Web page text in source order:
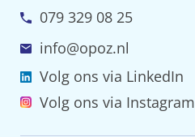
079 329 08 25
info@opoz.nl
Volg ons via LinkedIn
Volg ons via Instagram